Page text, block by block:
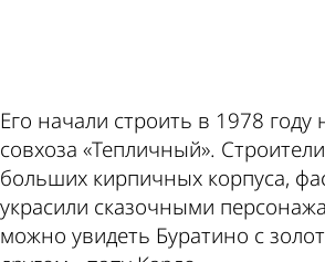
Его начали строить в 1978 году
совхоза «Тепличный».
больших кирпичных корпуса,
украсили сказочными
можно увидеть Буратино с